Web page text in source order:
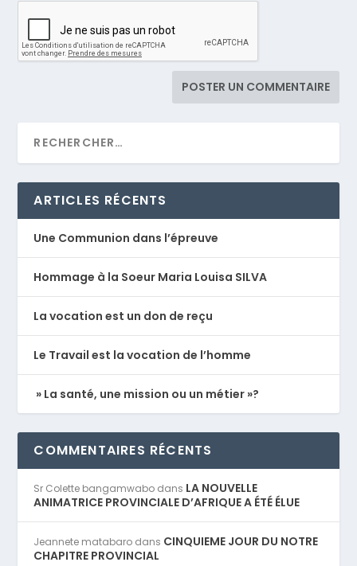
ARTICLES RÉCENTS
Une Communion dans l’épreuve
Hommage à la Soeur Maria Louisa SILVA
La vocation est un don de reçu
Le Travail est la vocation de l’homme
» La santé, une mission ou un métier »?
COMMENTAIRES RÉCENTS
Sr Colette bangamwabo dans LA NOUVELLE
ANIMATRICE PROVINCIALE D’AFRIQUE A ÉTÉ ÉLUE
Jeannete matabaro dans CINQUIEME JOUR DU NOTRE
CHAPITRE PROVINCIAL